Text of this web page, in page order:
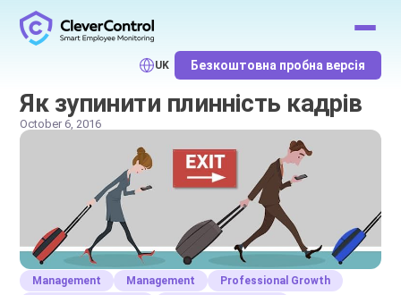
UK Безкоштовна пробна версія
Як зупинити плинність кадрів
October 6, 2016
Management Management
Professional Growth